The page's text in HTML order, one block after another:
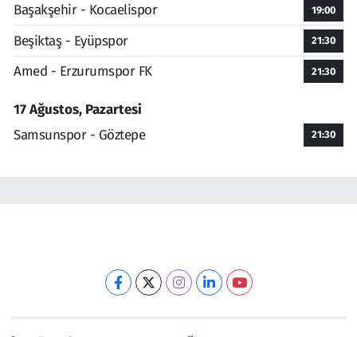
Başakşehir - Kocaelispor
19:00
Beşiktaş - Eyüpspor 21:30
Amed - Erzurumspor FK 21:30
17 Ağustos, Pazartesi
Samsunspor - Göztepe
21:30